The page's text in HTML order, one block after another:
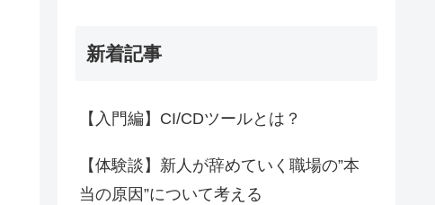
新着記事
【入門編】CI/CDツールとは？
【体験談】新人が辞めていく職場の”本
当の原因”について考える